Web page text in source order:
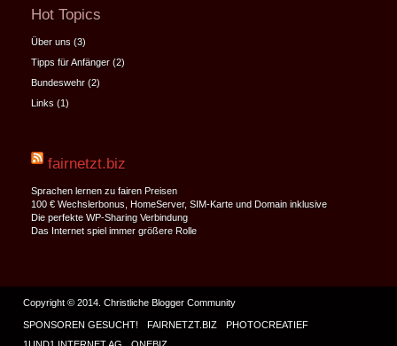
Hot Topics
Über uns (3)
Tipps für Anfänger(2)
Bundeswehr(2)
Links (1)
fairnetzt.biz
Sprachen lernen zu fairen Preisen
100 € Wechslerbonus, HomeServer, SIM-Karte und Domain inklusive
Die perfekte WP-Sharing Verbindung
Das Internet spiel immer größere Rolle
Copyright © 2014. Christliche Blogger Community
SPONSOREN GESUCHT! FAIRNETZT.BIZ
PHOTOCREATIEF